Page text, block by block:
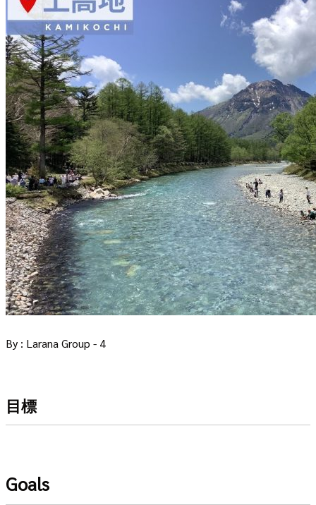
By : Larana Group - 4
目標
Goals